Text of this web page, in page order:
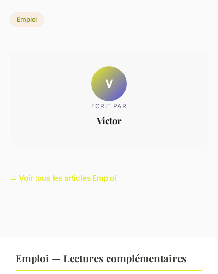
Emploi
V
ECRIT PAR
Victor
← Voir tous les articles Emploi
Emploi — Lectures complémentaires